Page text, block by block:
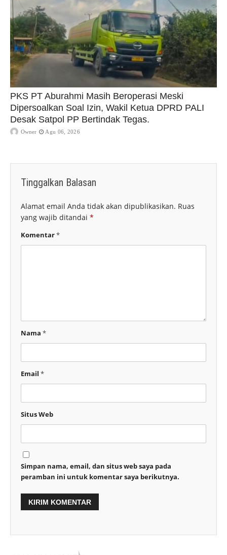
PKS PT Aburahmi Masih Beroperasi Meski
Dipersoalkan Soal Izin, Wakil Ketua DPRD PALI
Desak Satpol PP Bertindak Tegas.
Owner Agu 06, 2026
Tinggalkan Balasan
Alamat email Anda tidak akan dipublikasikan. Ruas
yang wajib ditandai *
Komentar*
Nama *
Email *
Situs Web
Simpan nama, email, dan situs web saya pada
peramban ini untuk komentar saya berikutnya.